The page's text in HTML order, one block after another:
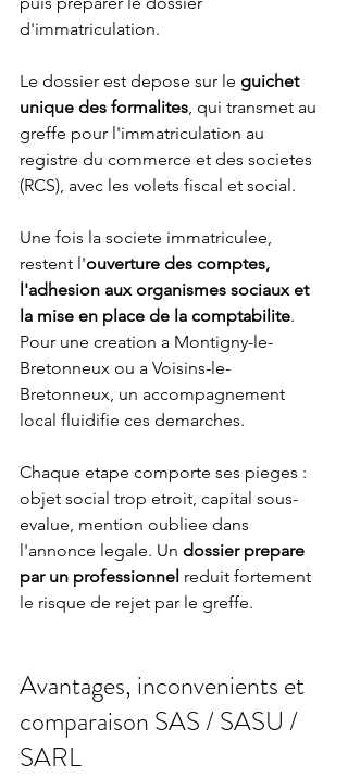
d'immatriculation.
Le dossier est depose sur le guichet
unique des formalites, qui transmet au
greffe pour l'immatriculation au
registre du commerce et des societes
(RCS), avec les volets fiscal et social.
Une fois la societe immatriculee,
restent l'ouverture des comptes,
l'adhesion aux organismes sociaux et
la mise en place de la comptabilite.
Pour une creation a Montigny-le-
Bretonneux ou a Voisins-le-
Bretonneux, un accompagnement
local fluidifie ces demarches.
Chaque etape comporte ses pieges :
objet social trop etroit, capital sous-
evalue, mention oubliee dans
l'annonce legale. Un dossier prepare
par un professionnel reduit fortement
le risque de rejet par le greffe.
Avantages, inconvenients et
comparaison SAS / SASU /
SARL